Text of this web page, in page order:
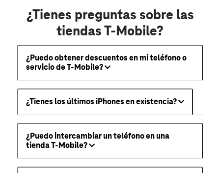
¿Tienes preguntas sobre las
tiendas T-Mobile?
¿Puedo obtener descuentos en mi teléfono o
servicio de T-Mobile?
¿Tienes los últimos iPhones en existencia?
¿Puedo intercambiar un teléfono en una
tienda T-Mobile?